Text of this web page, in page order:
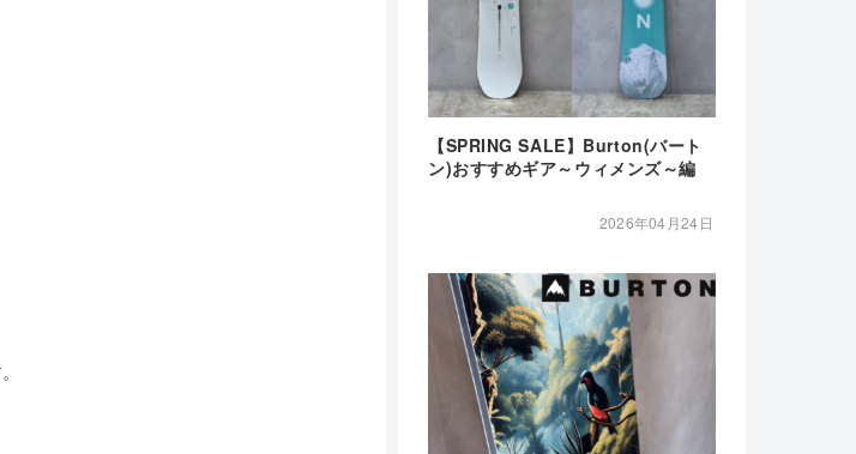
【SPRING SALE】Burton(バート
ン)おすすめギア～ウィメンズ～編
2026年04月24日